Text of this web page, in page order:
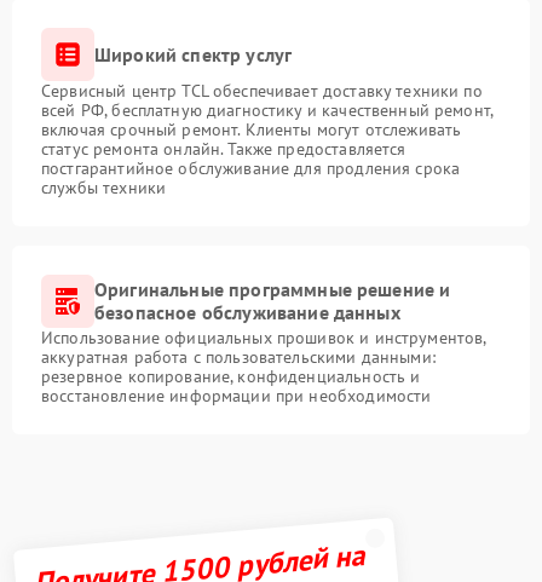
Широкий спектр услуг
Сервисный центр TCL обеспечивает доставку техники по
всей РФ, бесплатную диагностику и качественный ремонт,
включая срочный ремонт. Клиенты могут отслеживать
статус ремонта онлайн. Также предоставляется
постгарантийное обслуживание для продления срока
службы техники
Оригинальные программные решение и
безопасное обслуживание данных
Использование официальных прошивок и инструментов,
аккуратная работа с пользовательскими данными:
резервное копирование, конфиденциальность и
восстановление информации при необходимости